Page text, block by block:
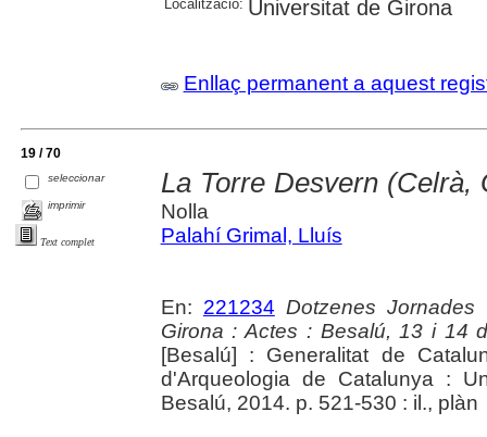
Localització: Universitat de Girona
Enllaç permanent a aquest
19 / 70
seleccionar
imprimir
Text complet
La Torre Desvern (Celrà,
Nolla
Palahí Grimal, Lluís
En: 221234 Dotzenes
Girona : Actes : Besalú, 13 i 14
[Besalú] : Generalitat de
d'Arqueologia de Catalunya :
Besalú, 2014. p. 521-530 : il., plàn